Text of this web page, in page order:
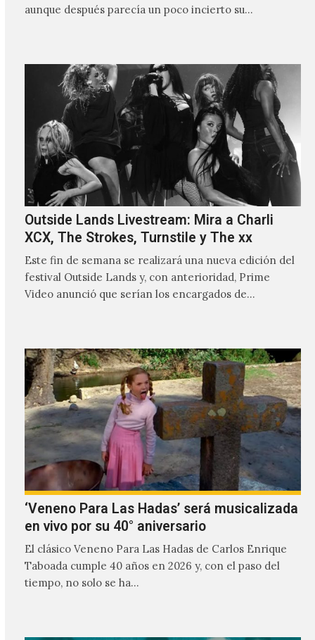
aunque después parecía un poco incierto su…
Outside Lands Livestream: Mira a Charli
XCX, The Strokes, Turnstile y The xx
Este fin de semana se realizará una nueva edición del
festival Outside Lands y, con anterioridad, Prime
Video anunció que serían los encargados de
‘Veneno Para Las Hadas’ será musicalizada
en vivo por su 40° aniversario
El clásico Veneno Para Las Hadas de Carlos Enrique
Taboada cumple 40 años en 2026 y, con el paso del
tiempo, no solo se ha…